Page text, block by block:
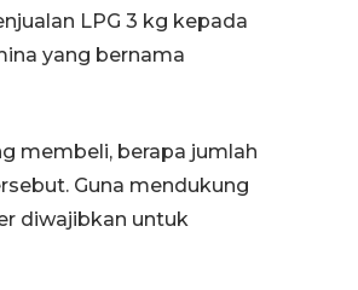
LPG 3 kg kepada
yang bernama
membeli, berapa jumlah
Guna mendukung
diwajibkan untuk